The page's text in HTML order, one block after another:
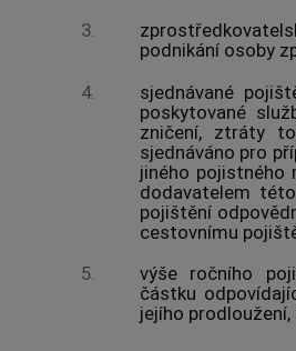
3.
podnikání osoby
4.
sjednávané
poskytované
zničení, ztráty
sjednáváno pro
jiného pojistného
dodavatelem
pojištění
cestovnímu
5.
výše ročního
částku
jejího